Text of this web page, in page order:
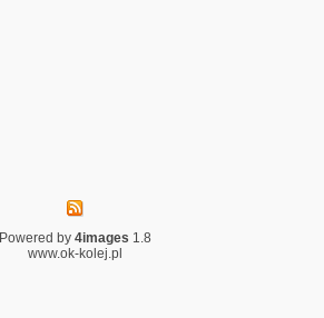
Powered by 4images 1.8
www.ok-kolej.pl